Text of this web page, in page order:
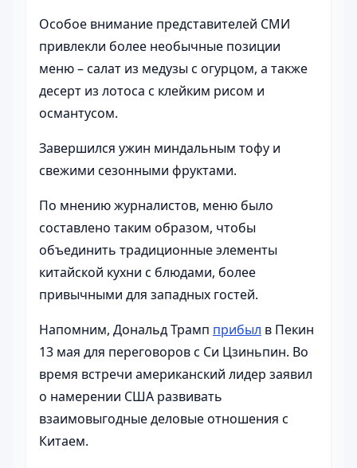
Особое внимание представителей СМИ
привлекли более необычные позиции
меню – салат из медузы с огурцом, а также
десерт из лотоса с клейким рисом и
османтусом.
Завершился ужин миндальным тофу и
свежими сезонными фруктами.
По мнению журналистов, меню было
составлено таким образом, чтобы
объединить традиционные элементы
китайской кухни с блюдами, более
привычными для западных гостей.
Напомним, Дональд Трамп прибыл в Пекин
13 мая для переговоров с Си Цзиньпин. Во
время встречи американский лидер заявил
о намерении США развивать
взаимовыгодные деловые отношения с
Китаем.